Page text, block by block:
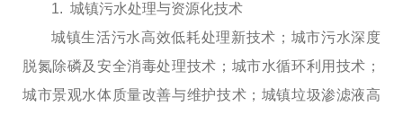
1. 城镇污水处理与资源化技术
城镇生活污水高效低耗处理新技术；城市污水深度
脱氮除磷及安全消毒处理技术；城市水循环利用技术；
城市景观水体质量改善与维护技术；城镇垃圾渗滤液高